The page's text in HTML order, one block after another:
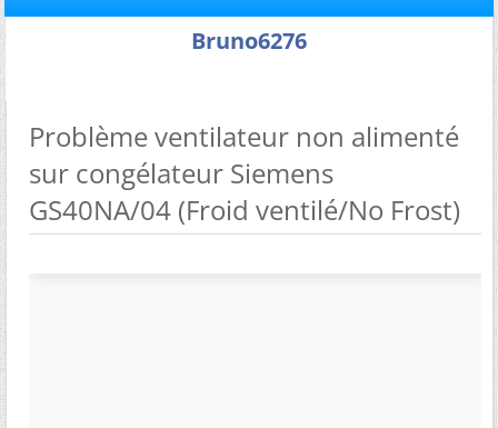
Bruno6276
Problème ventilateur non alimenté
sur congélateur Siemens
GS40NA/04 (Froid ventilé/No Frost)